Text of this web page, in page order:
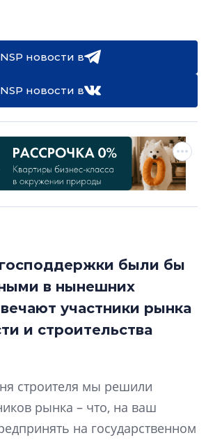
NSP новости в
NSP новости в
были бы
в нынешних
участники рынка
и строительства
строителя мы решили
рынка – что, на ваш
на государственном